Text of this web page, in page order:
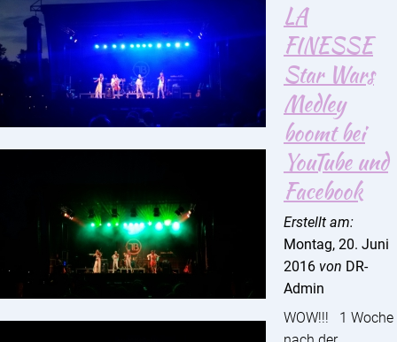
LA
FINESSE
Star Wars
Medley
boomt bei
YouTube und
Facebook
Erstellt am:
Montag, 20. Juni
2016 von DR-
Admin
WOW!!! 1 Woche